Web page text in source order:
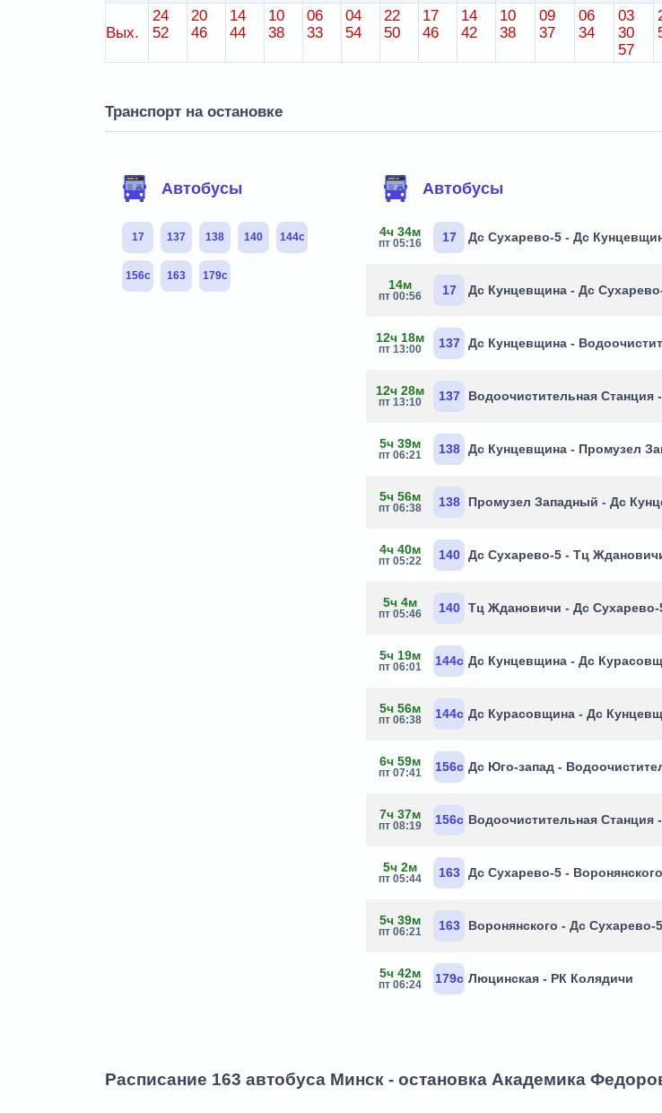
Вых.
24
52
20
46
14
44
10
38
06
33
04
54
22
50
17
46
14
42
10
38
09
37
06
34
03
30
57
Транспорт на остановке
Автобусы
17 137 138 140 144с
156с 163 179с
Автобусы
4ч 34м
пт 05:16 17 Дс Сухарево-5 - Дс
14м
пт 00:56 17 Дс Кунцевщина - Дс
12ч 18м
пт 13:00 137 Дс Кунцевщина -
12ч 28м
пт 13:10 137 Водоочистительная Станция
5ч 39м
пт 06:21 138 Дс Кунцевщина - Промузел
5ч 56м
пт 06:38 138 Промузел Западный - Дс
4ч 40м
пт 05:22 140 Дс Сухарево-5 - Тц
5ч 4м
пт 05:46 140 Тц Ждановичи - Дс Сухарево-
5ч 19м
пт 06:01 144с Дс Кунцевщина - Дс
5ч 56м
пт 06:38 144с Дс Курасовщина - Дс
6ч 59м
пт 07:41 156с Дс Юго-запад -
7ч 37м
пт 08:19 156с Водоочистительная Станция
5ч 2м
пт 05:44 163 Дс Сухарево-5 - Воронянского
5ч 39м
пт 06:21 163 Воронянского - Дс Сухарево-5
5ч 42м
пт 06:24 179с Люцинская - РК Колядичи
Расписание 163 автобуса Минск - остановка Академика